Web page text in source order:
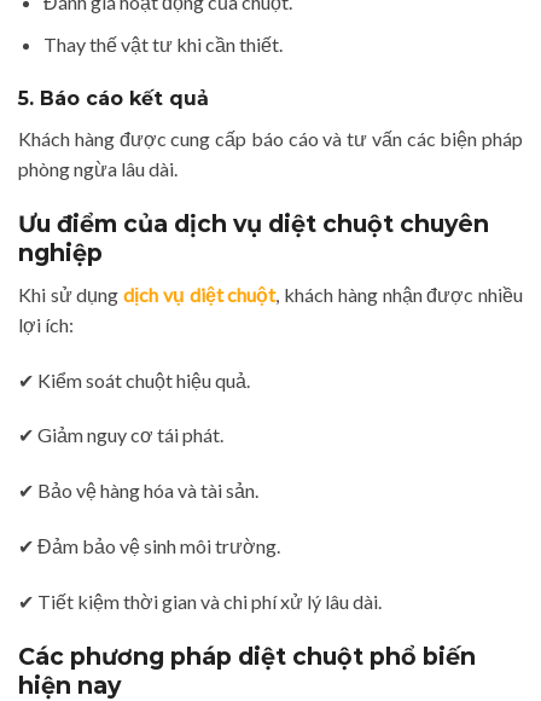
Thay thế vật tư khi cần thiết.
5. Báo cáo kết quả
Khách hàng được cung cấp báo cáo và tư vấn các biện pháp
phòng ngừa lâu dài.
Ưu điểm của dịch vụ diệt chuột chuyên
nghiệp
Khi sử dụngdịch vụ diệt chuột, khách hàng nhận được nhiều
lợi ích:
✔ Kiểm soát chuột hiệu quả.
✔ Giảm nguy cơ tái phát.
✔ Bảo vệ hàng hóa và tài sản.
✔ Đảm bảo vệ sinh môi trường.
✔ Tiết kiệm thời gian và chi phí xử lý lâu dài.
Các phương pháp diệt chuột phổ biến
hiện nay